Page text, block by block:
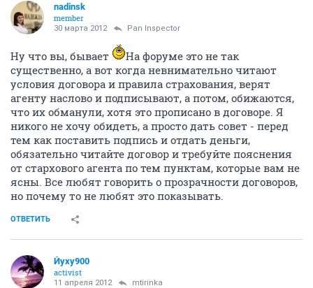
nadinsk
member
30 марта 2012 Pan Inspector
Ну что вы, бывает
На форуме это не так
существенно, а вот когда невнимательно читают
условия договора и правила страхования, верят
агенту наслово и подписывают, а потом, обижаются,
что их обманули, хотя это прописано в договоре. Я
никого не хочу обидеть, а просто дать совет - перед
тем как поставить подпись и отдать деньги,
обязательно читайте договор и требуйте пояснения
от стархового агента по тем пунктам, которые вам не
ясны. Все любят говорить о прозрачности договоров,
но почему то не любят это показывать.
ОТВЕТИТЬ
Йуху900
activist
11 апреля 2012 mtirinka